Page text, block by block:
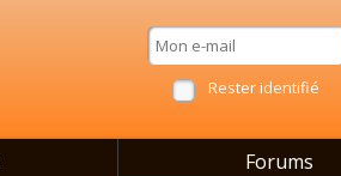
Rester identifié
Forums